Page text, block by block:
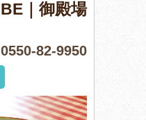
｜御殿場
0550-82-9950